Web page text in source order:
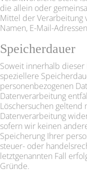
die allein oder
Mittel der Verarbeitung
Namen, E-Mail-
Speicherdauer
Soweit innerhalb
speziellere
personenbezogenen
Datenverarbeitung
Löschersuchen geltend
Datenverarbeitung
sofern wir keinen
Speicherung Ihrer
steuer- oder
letztgenannten Fall
Gründe.